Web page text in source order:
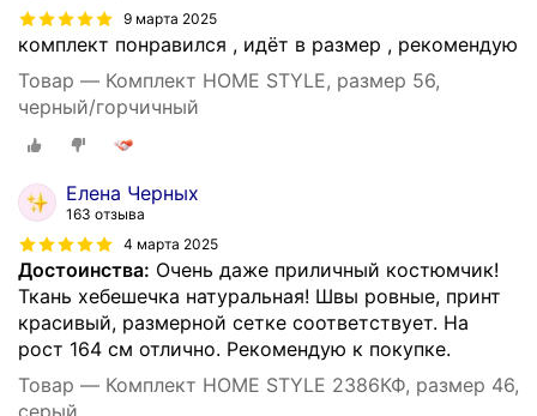
9 марта 2025
комплект понравился , идёт в размер , рекомендую
Товар — Комплект HOME STYLE, размер 56,
черный/горчичный
Елена Черных
163 отзыва
4 марта 2025
Достоинства: Очень даже приличный костюмчик!
Ткань хебешечка натуральная! Швы ровные, принт
красивый, размерной сетке соответствует. На
рост 164 см отлично. Рекомендую к покупке.
Товар — Комплект HOME STYLE 2386КФ, размер 46,
серый